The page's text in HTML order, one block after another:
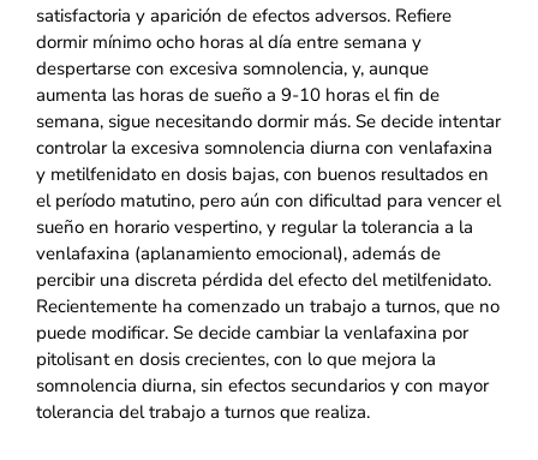
satisfactoria y aparición de efectos adversos. Refiere
dormir mínimo ocho horas al día entre semana y
despertarse con excesiva somnolencia, y, aunque
aumenta las horas de sueño a 9-10 horas el fin de
semana, sigue necesitando dormir más. Se decide intentar
controlar la excesiva somnolencia diurna con venlafaxina
y metilfenidato en dosis bajas, con buenos resultados en
el período matutino, pero aún con dificultad para vencer el
sueño en horario vespertino, y regular la tolerancia a la
venlafaxina (aplanamiento emocional), además de
percibir una discreta pérdida del efecto del metilfenidato.
Recientemente ha comenzado un trabajo a turnos, que no
puede modificar. Se decide cambiar la venlafaxina por
pitolisant en dosis crecientes, con lo que mejora la
somnolencia diurna, sin efectos secundarios y con mayor
tolerancia del trabajo a turnos que realiza.